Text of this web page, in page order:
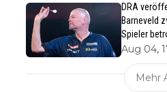
DRA
Barneveld
Spieler
Aug 04,
Mehr